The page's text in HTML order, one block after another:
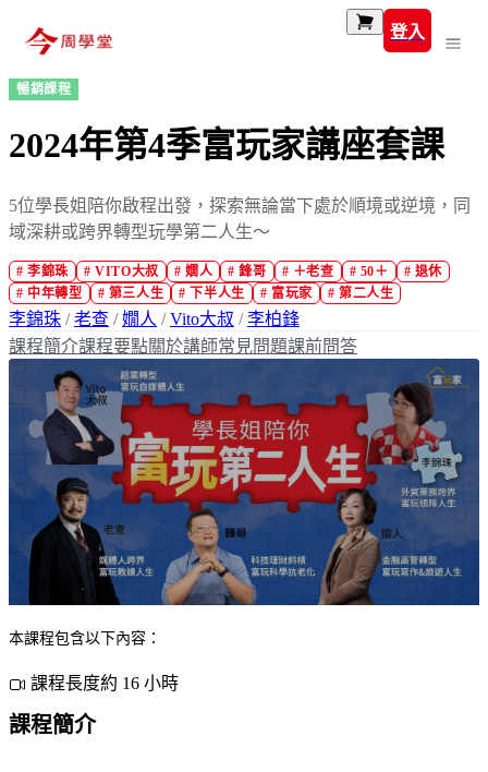
登入
暢銷課程
2024年第4季富玩家講座套課
5位學長姐陪你啟程出發，探索無論當下處於順境或逆境，同
域深耕或跨界轉型玩學第二人生～
#李錦珠 #VITO大叔 #嫺人 #鋒哥 # ＋老查 # 50＋ # 退休
# 中年轉型 # 第三人生 #下半人生 # 富玩家 #第二人生
李錦珠 /老查 /嫺人 /Vito大叔 /李柏鋒
課程簡介課程要點關於講師常見問題課前問答
本課程包含以下內容：
課程長度約 16 小時
課程簡介